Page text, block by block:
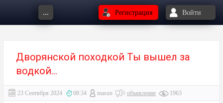
... Регистрация Войти
Дворянской походкой Ты вышел за
водкой...
23 Сентября 2024 08:34 masun объявление 1963